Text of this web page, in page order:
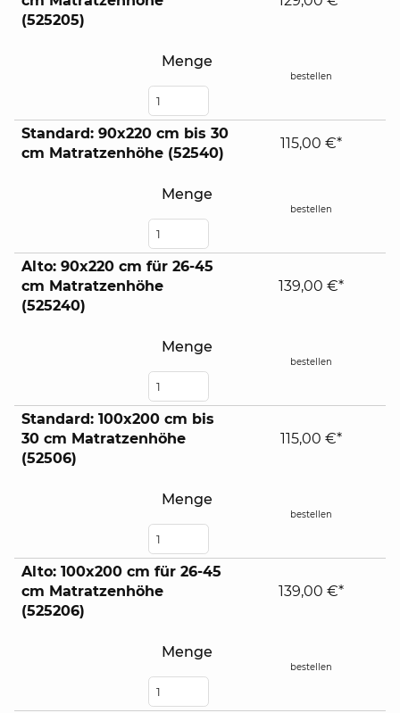
(525205)
Menge
bestellen
Standard: 90x220 cm bis 30
cm Matratzenhöhe (52540)
Menge
115,00 €*
bestellen
Alto: 90x220 cm für 26-45
cm Matratzenhöhe
(525240)
Menge
139,00 €*
bestellen
Standard: 100x200 cm bis
30 cm Matratzenhöhe
(52506)
Menge
115,00 €*
bestellen
Alto: 100x200 cm für 26-45
cm Matratzenhöhe
(525206)
Menge
139,00 €*
bestellen